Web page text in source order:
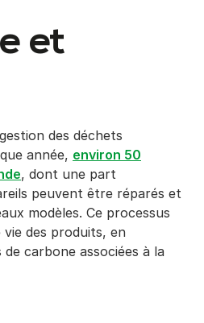
et
des déchets
année, environ 50
, dont une part
peuvent être réparés et
modèles. Ce processus
des produits, en
carbone associées à la